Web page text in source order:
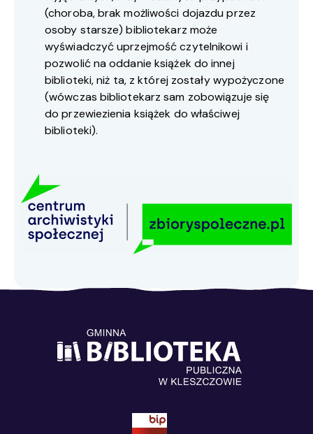
(choroba, brak możliwości dojazdu przez
osoby starsze) bibliotekarz może
wyświadczyć uprzejmość czytelnikowi i
pozwolić na oddanie książek do innej
biblioteki, niż ta, z której zostały wypożyczone
(wówczas bibliotekarz sam zobowiązuje się
do przewiezienia książek do właściwej
biblioteki).